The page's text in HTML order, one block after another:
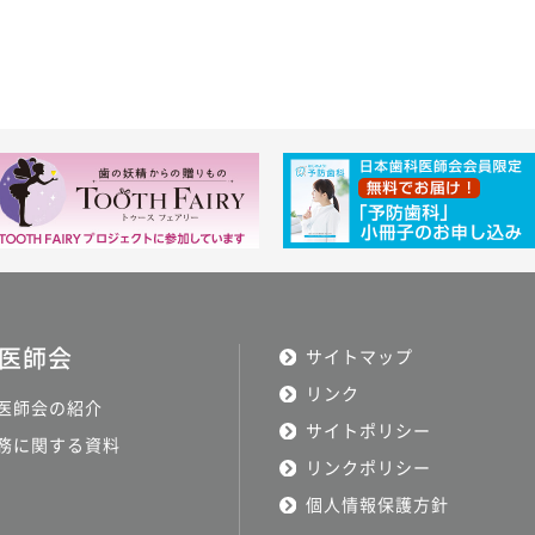
師会
師会の紹介
に関する資料
サイトマップ
リンク
サイトポリシー
リンクポリシー
個人情報保護方針